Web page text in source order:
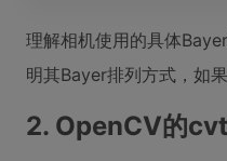
理解相机使用的具体
明其Bayer排列方式，如
2. OpenCV的